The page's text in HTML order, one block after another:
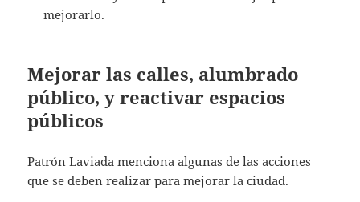
mejorarlo.
Mejorar las calles, alumbrado
público, y reactivar espacios
públicos
Patrón Laviada menciona algunas de las acciones
que se deben realizar para mejorar la ciudad.